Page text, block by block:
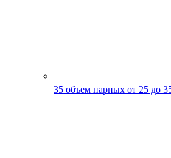
35 объем парных от 25 до